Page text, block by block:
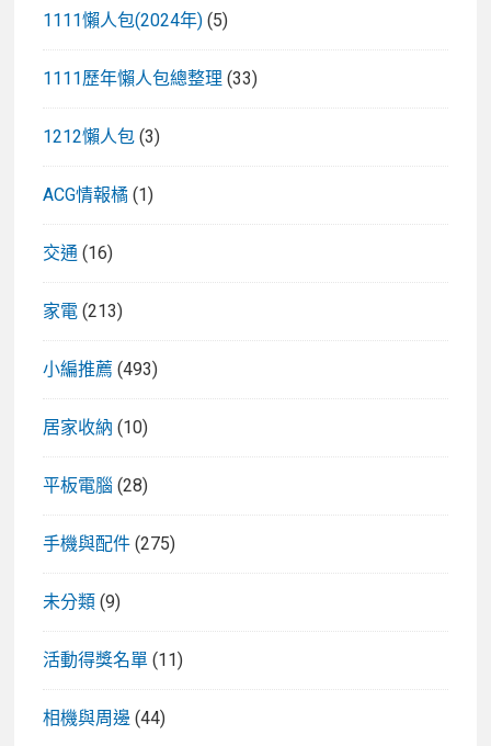
1111懶人包(2024年) (5)
1111歷年懶人包總整理 (33)
1212懶人包 (3)
ACG情報橘 (1)
交通 (16)
家電 (213)
小編推薦 (493)
居家收納 (10)
平板電腦 (28)
手機與配件 (275)
未分類 (9)
活動得獎名單 (11)
相機與周邊 (44)